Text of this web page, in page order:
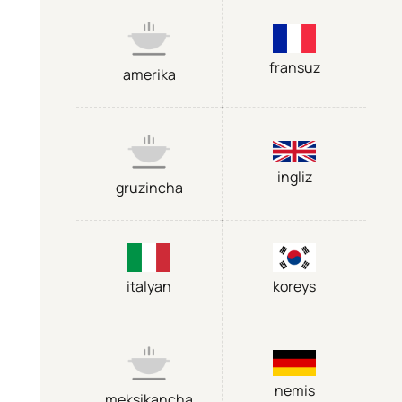
amerika fransuz
gruzincha
ingliz
italyan koreys
nemis